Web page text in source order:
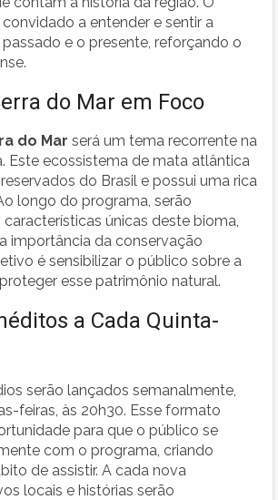
a entender e sentir a
e o presente, reforçando o
do Mar em Foco
do Mar será um tema recorrente na
Este ecossistema de mata atlântica
do Brasil e possui uma rica
longo do programa, serão
únicas deste bioma,
importância da conservação
é sensibilizar o público sobre a
esse patrimônio natural.
a Cada Quinta-
serão lançados semanalmente,
feiras, às 20h30. Esse formato
para que o público se
com o programa, criando
de assistir. A cada nova
locais e histórias serão